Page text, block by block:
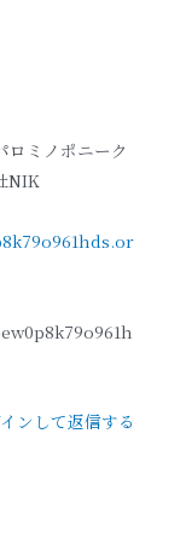
ミノポニーク
NIK
ンして返信する